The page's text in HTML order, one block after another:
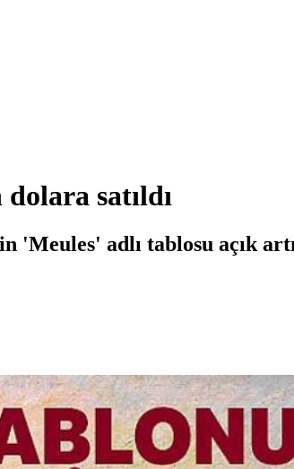
satıldı
'Meules' adlı tablosu açık